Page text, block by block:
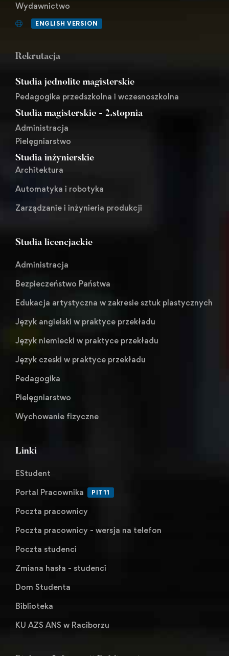
Wydawnictwo
ENGLISH VERSION
Rekrutacja
Studia jednolite magisterskie
Pedagogika przedszkolna i wczesnoszkolna
Studia magisterskie - 2.stopnia
Administracja
Pielęgniarstwo
Studia inżynierskie
Architektura
Automatyka i robotyka
Zarządzanie i inżynieria produkcji
Studia licencjackie
Administracja
Bezpieczeństwo Państwa
Edukacja artystyczna w zakresie sztuk plastycznych
Język angielski w praktyce przekładu
Język niemiecki w praktyce przekładu
Język czeski w praktyce przekładu
Pedagogika
Pielęgniarstwo
Wychowanie fizyczne
Linki
EStudent
Portal Pracownika
PIT11
Poczta pracownicy
Poczta pracownicy - wersja na telefon
Poczta studenci
Zmiana hasła - studenci
Dom Studenta
Biblioteka
KU AZS ANS w Raciborzu